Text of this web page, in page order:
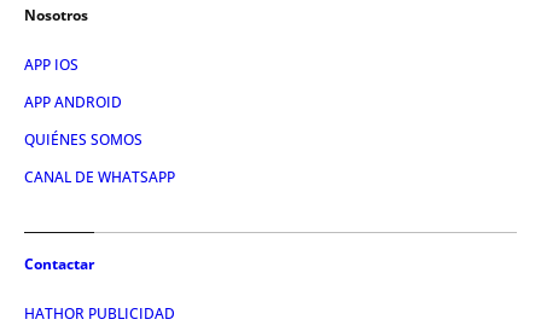
Nosotros
APP IOS
APP ANDROID
QUIÉNES SOMOS
CANAL DE WHATSAPP
Contactar
HATHOR PUBLICIDAD